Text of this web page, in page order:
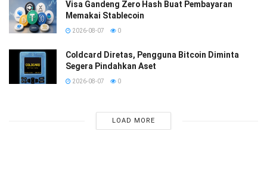
Visa Gandeng Zero Hash Buat Pembayaran
Memakai Stablecoin
2026-08-07 0
Coldcard Diretas, Pengguna Bitcoin Diminta
Segera Pindahkan Aset
2026-08-07 0
LOAD MORE